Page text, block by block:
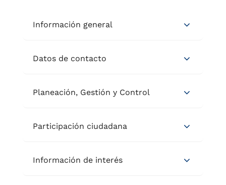
Información general
Datos de contacto
Planeación, Gestión y Control
Participación ciudadana
Información de interés